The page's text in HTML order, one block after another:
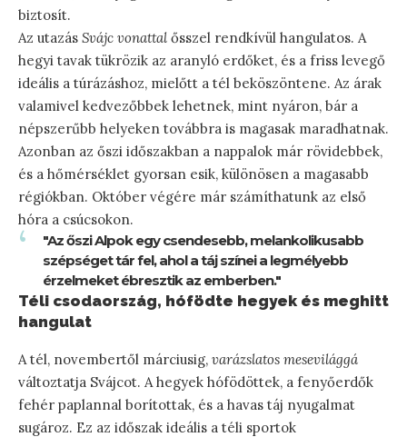
biztosít.
Az utazás Svájc vonattal ősszel rendkívül hangulatos. A
hegyi tavak tükrözik az aranyló erdőket, és a friss levegő
ideális a túrázáshoz, mielőtt a tél beköszöntene. Az árak
valamivel kedvezőbbek lehetnek, mint nyáron, bár a
népszerűbb helyeken továbbra is magasak maradhatnak.
Azonban az őszi időszakban a nappalok már rövidebbek,
és a hőmérséklet gyorsan esik, különösen a magasabb
régiókban. Október végére már számíthatunk az első
hóra a csúcsokon.
"Az őszi Alpok egy csendesebb, melankolikusabb
szépséget tár fel, ahol a táj színei a legmélyebb
érzelmeket ébresztik az emberben."
Téli csodaország, hófödte hegyek és meghitt
hangulat
A tél, novembertől márciusig, varázslatos mesevilággá
változtatja Svájcot. A hegyek hófödöttek, a fenyőerdők
fehér paplannal borítottak, és a havas táj nyugalmat
sugároz. Ez az időszak ideális a téli sportok